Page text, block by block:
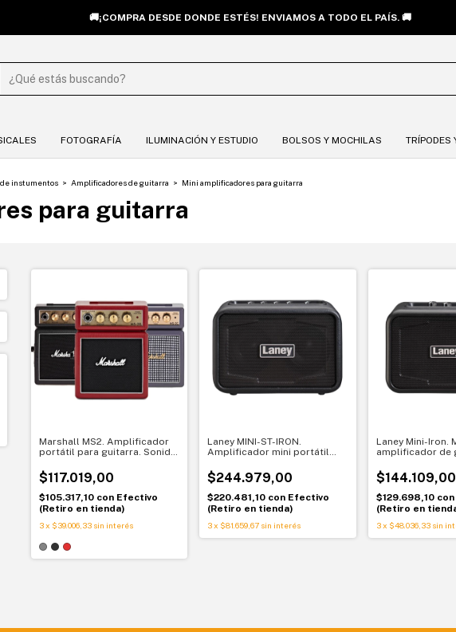
🚚¡COMPRA DESDE DONDE ESTÉS! ENVIAMOS A TODO EL PAÍS. 🚚
FOTOGRAFÍA ILUMINACIÓN Y ESTUDIO BOLSOS Y MOCHILAS TRÍPODES
instumentos > Amplificadores de guitarra > Mini amplificadores para guitarra
para guitarra
Marshall MS2. Amplificador
portátil para guitarra. Sonido
$117.019,00
$105.317,10 con Efectivo
(Retiro en tienda)
3x $39.006,33 sin interés
Laney MINI-ST-IRON.
Amplificador mini portátil
$244.979,00
$220.481,10 con Efectivo
(Retiro en tienda)
3x $81.659,67 sin interés
Laney Mini-Iron.
amplificador de
formato reducido
$144.109,00
$129.698,10 con
(Retiro en
3 x $48.036,33 sin